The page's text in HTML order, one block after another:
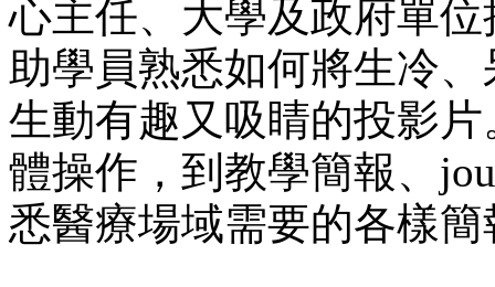
心主任、大學及政府單
助學員熟悉如何將生冷、
生動有趣又吸 睛的投影
體操作，到教學簡報、
悉醫療場域需要的各樣簡